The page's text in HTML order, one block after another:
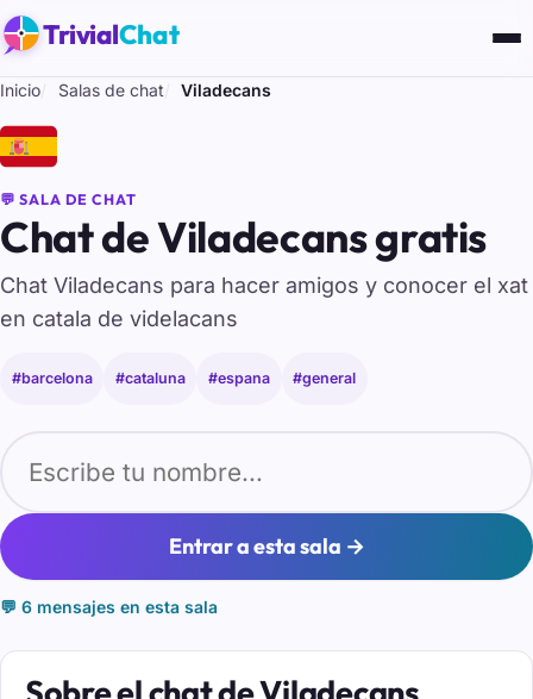
TrivialChat
Inicio Salas de chat Viladecans
🇪🇸
💬 SALA DE CHAT
Chat de Viladecans gratis
Chat Viladecans para hacer amigos y conocer el xat
en catala de videlacans
#barcelona #cataluna #espana #general
Entrar a esta sala →
💬 6 mensajes en esta sala